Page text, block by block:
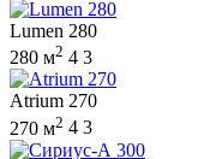
Lumen 280
280 м2 4 3
Atrium 270
270 м2 4 3